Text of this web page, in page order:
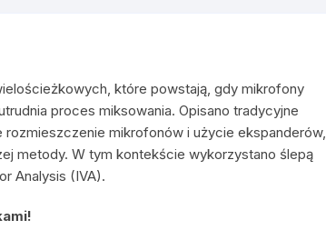
które powstają, gdy mikrofony
proces miksowania. Opisano tradycyjne
mikrofonów i użycie ekspanderów,
metody. W tym kontekście wykorzystano ślepą
Analysis (IVA).